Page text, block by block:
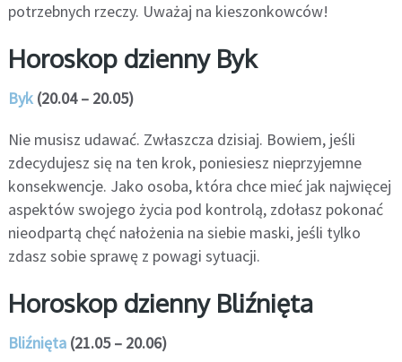
potrzebnych rzeczy. Uważaj na kieszonkowców!
Horoskop dzienny Byk
Byk(20.04 – 20.05)
Nie musisz udawać. Zwłaszcza dzisiaj. Bowiem, jeśli
zdecydujesz się na ten krok, poniesiesz nieprzyjemne
konsekwencje. Jako osoba, która chce mieć jak najwięcej
aspektów swojego życia pod kontrolą, zdołasz pokonać
nieodpartą chęć nałożenia na siebie maski, jeśli tylko
zdasz sobie sprawę z powagi sytuacji.
Horoskop dzienny Bliźnięta
Bliźnięta(21.05 – 20.06)